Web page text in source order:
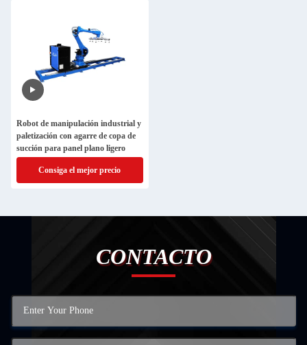
Robot de manipulación industrial y
paletización con agarre de copa de
succión para panel plano ligero
Consiga el mejor precio
CONTACTO